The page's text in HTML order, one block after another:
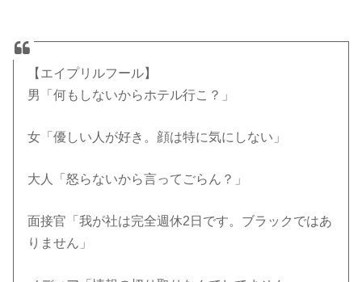
【エイプリルフール】
男「何もしないからホテル行こ？」
女「優しい人が好き。顔は特に気にしない」
大人「怒らないから言ってごらん？」
面接官「我が社は完全週休2日です。ブラックではあ
りません」